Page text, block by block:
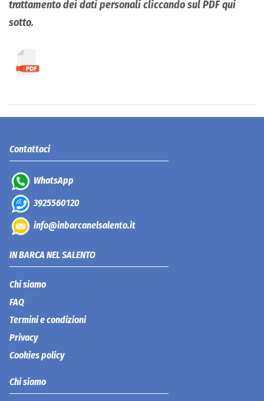
trattamento dei dati personali cliccando sul PDF qui
sotto.
Contattaci
WhatsApp
3925560120
info@inbarcanelsalento.it
IN BARCA NEL SALENTO
Chi siamo
FAQ
Termini e condizioni
Privacy
Cookies policy
Chi siamo